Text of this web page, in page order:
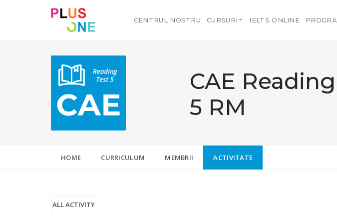
CENTRUL NOSTRU CURSURI IELTS ONLINE
CAE
5 RM
HOME CURRICULUM MEMBRII ACTIVITATE
ALL ACTIVITY